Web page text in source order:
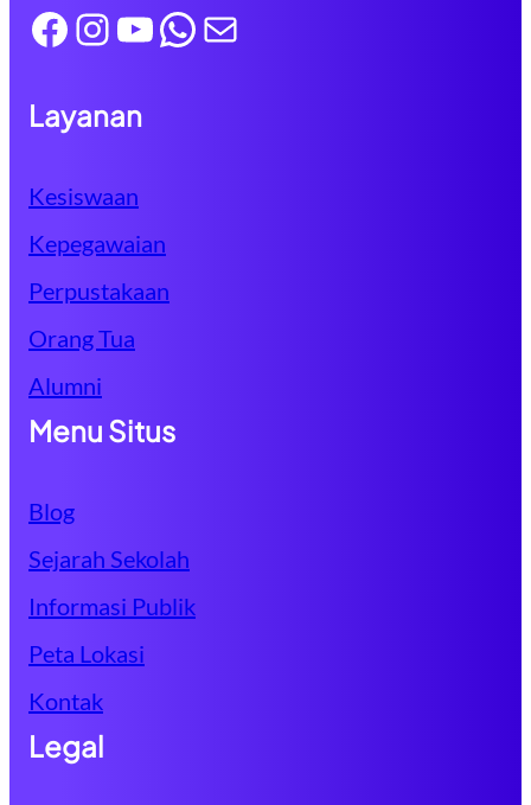
Facebook Instagram YouTube WhatsApp Mail
Layanan
Kesiswaan
Kepegawaian
Perpustakaan
Orang Tua
Alumni
Menu Situs
Blog
Sejarah Sekolah
Informasi Publik
Peta Lokasi
Kontak
Legal